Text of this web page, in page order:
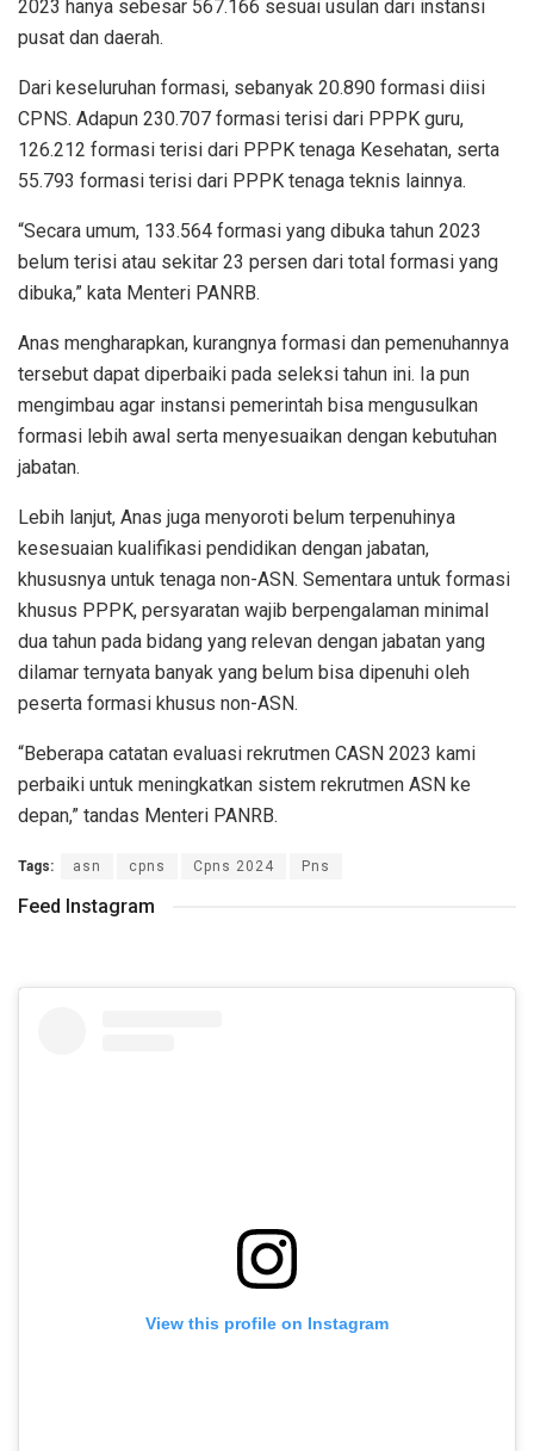
2023 hanya sebesar 567.166 sesuai usulan dari instansi
pusat dan daerah.
Dari keseluruhan formasi, sebanyak 20.890 formasi diisi
CPNS. Adapun 230.707 formasi terisi dari PPPK guru,
126.212 formasi terisi dari PPPK tenaga Kesehatan, serta
55.793 formasi terisi dari PPPK tenaga teknis lainnya.
“Secara umum, 133.564 formasi yang dibuka tahun 2023
belum terisi atau sekitar 23 persen dari total formasi yang
dibuka,” kata Menteri PANRB.
Anas mengharapkan, kurangnya formasi dan pemenuhannya
tersebut dapat diperbaiki pada seleksi tahun ini. Ia pun
mengimbau agar instansi pemerintah bisa mengusulkan
formasi lebih awal serta menyesuaikan dengan kebutuhan
jabatan.
Lebih lanjut, Anas juga menyoroti belum terpenuhinya
kesesuaian kualifikasi pendidikan dengan jabatan,
khususnya untuk tenaga non-ASN. Sementara untuk formasi
khusus PPPK, persyaratan wajib berpengalaman minimal
dua tahun pada bidang yang relevan dengan jabatan yang
dilamar ternyata banyak yang belum bisa dipenuhi oleh
peserta formasi khusus non-ASN.
“Beberapa catatan evaluasi rekrutmen CASN 2023 kami
perbaiki untuk meningkatkan sistem rekrutmen ASN ke
depan,” tandas Menteri PANRB.
Tags: asn cpns Cpns 2024 Pns
Feed Instagram
View this profile on Instagram